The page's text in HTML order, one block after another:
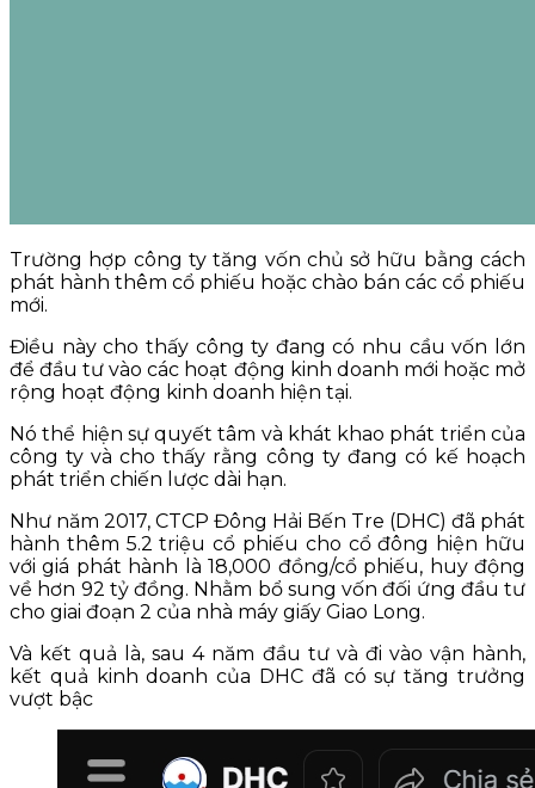
Trường hợp công ty tăng vốn chủ sở hữu bằng cách
phát hành thêm cổ phiếu hoặc chào bán các cổ phiếu
mới.
Điều này cho thấy công ty đang có nhu cầu vốn lớn
để đầu tư vào các hoạt động kinh doanh mới hoặc mở
rộng hoạt động kinh doanh hiện tại.
Nó thể hiện sự quyết tâm và khát khao phát triển của
công ty và cho thấy rằng công ty đang có kế hoạch
phát triển chiến lược dài hạn.
Như năm 2017, CTCP Đông Hải Bến Tre (DHC) đã phát
hành thêm 5.2 triệu cổ phiếu cho cổ đông hiện hữu
với giá phát hành là 18,000 đồng/cổ phiếu, huy động
về hơn 92 tỷ đồng. Nhằm bổ sung vốn đối ứng đầu tư
cho giai đoạn 2 của nhà máy giấy Giao Long.
Và kết quả là, sau 4 năm đầu tư và đi vào vận hành,
kết quả kinh doanh của DHC đã có sự tăng trưởng
vượt bậc